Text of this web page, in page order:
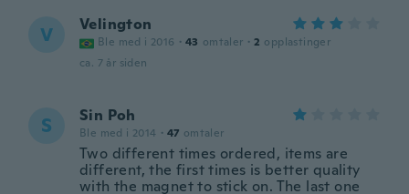
V Velington
Ble med i 2016 · 43 omtaler · 2 opplastinger
ca. 7 år siden
S Sin Poh
Ble med i 2014 · 47 omtaler
Two different times ordered, items are
different, the first times is better quality
with the magnet to stick on. The last one